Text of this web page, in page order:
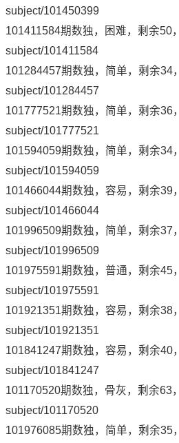
subject/101450399
101411584期数独，困难，剩余50，
subject/101411584
101284457期数独，简单，剩余34，
subject/101284457
101777521期数独，简单，剩余36，
subject/101777521
101594059期数独，简单，剩余34，
subject/101594059
101466044期数独，容易，剩余39，
subject/101466044
101996509期数独，简单，剩余37，
subject/101996509
101975591期数独，普通，剩余45，
subject/101975591
101921351期数独，容易，剩余38，
subject/101921351
101841247期数独，容易，剩余40，
subject/101841247
101170520期数独，骨灰，剩余63，
subject/101170520
101976085期数独，简单，剩余35，